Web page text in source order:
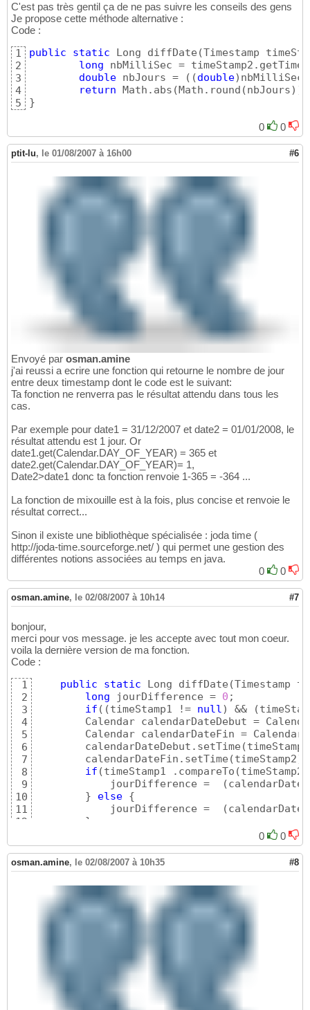
C'est pas très gentil ça de ne pas suivre les conseils des gens
Je propose cette méthode alternative :
Code :
1
2
3
4
5
public static Long diffDate (Timestamp
long nbMilliSec = timeStamp2.getTime
double nbJours = ( (double) nbMilliSec
return Math.abs ( Math.round (nbJours) )
}
0 0
ptit-lu, le 01/08/2007 à 16h00 #6
Envoyé par osman.amine
j'ai reussi a ecrire une fonction qui retourne le nombre de jour
entre deux timestamp dont le code est le suivant:
Ta fonction ne renverra pas le résultat attendu dans tous les
cas.
Par exemple pour date1 = 31/12/2007 et date2 = 01/01/2008, le
résultat attendu est 1 jour. Or
date1.get(Calendar.DAY_OF_YEAR) = 365 et
date2.get(Calendar.DAY_OF_YEAR)= 1,
Date2>date1 donc ta fonction renvoie 1-365 = -364 ...
La fonction de mixouille est à la fois, plus concise et renvoie le
résultat correct...
Sinon il existe une bibliothèque spécialisée : joda time (
http://joda-time.sourceforge.net/ ) qui permet une gestion des
différentes notions associées au temps en java.
0
0
osman.amine, le 02/08/2007 à 10h14 #7
bonjour,
merci pour vos message. je les accepte avec tout mon coeur.
voila la dernière version de ma fonction.
Code :
1
2
3
4
5
6
7
8
9
10
11
12
14
15
public static Long diffDate (Timestamp
long jourDifference = 0 ;
if ( (timeStamp1 != null ) && (
Calendar calendarDateDebut =
Calendar calendarDateFin =
        calendarDateDebut.setTime
(timeStamp1
        calendarDateFin.setTime
(timeStamp2)
if (timeStamp1 .compareTo (timeStamp2
            jourDifference =
(
}
else {
            jourDifference =
(
}
return jourDifference;
}
0 0
osman.amine, le 02/08/2007 à 10h35 #8